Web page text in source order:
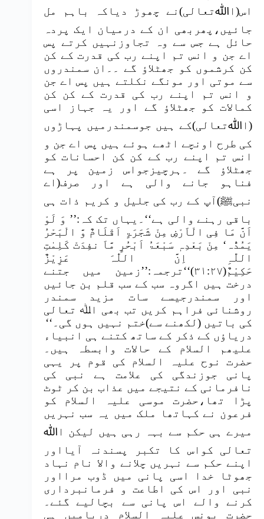
اس(اﷲتعالی)نے چھوڑ دیاکہ باہم مل
جائیں،پھربھی ان کے درمیان ایک پردہ
حائل ہے جس سے وہ تجاوزنہیں کرتے پس
اے جن و انس تم اپنے رب کی قدرت کے کن
کن کرشموں کو جھٹلاؤ گے ۔۔ان سمندروں
سے موتی اور مونگے نکلتے ہیں پس اے جن
و انس تم اپنے رب کی قدرت کے کن کن
کمالات کو جھٹلاؤ گے اور یہ جہاز اسی
(اﷲتعالی)کے ہیں جوسمندرمیں پہاڑوں
کی طرح اونچے اٹھے ہوئے ہیں پس اے جن و
انس تم اپنے رب کے کن کن احسانات کو
جھٹلاؤ گے ۔ہرچیزجواس زمین پر ہے
فناہو جانے والی ہے اور صرف(اے
نبیﷺ)آپ کے رب کی جلیل و کریم ذات ہی
باقی رہنے والی ہے‘‘۔یہاں تک کہ:’’ وَ لَوْ
اَنَّ مَا فِی الْاَرْضِ مِنْ شَجَرَۃٍ اَقْلَامٌ وَّ الْبَحْرُ
یَمُدُّہ‘ مِنْ بَعْدِہٖ سَبْعَۃُ اَبْحُرٍ مَّاَ نفِدَتْ کَلِمٰتِ
اللّٰہِ اِنَّ اللّٰہَ عَزِیْزٌ
حَکِیْمٌ(۳۱:۲۷)‘‘ترجمہ:’’زمین میں جتنے
درخت ہیں اگروہ سب کے سب قلم بن جائیں
اور سمندرجیسے سات مزید سمندر
روشنائی فراہم کریں تب بھی اﷲ تعالی
کی باتیں (لکھنے سے)ختم نہیں ہوں گی۔‘‘
دریاؤں کے ذکر کے ساتھ کتنے ہی انبیاء
علیھم السلام کے حالات وابسطہ ہیں۔
حضرت نوح علیہ السلام کی قوم پر یہی
پانی جوزندگی کی علامت ہے نبی کی
نافرمانی کے نتیجے میں عذاب بن کر ٹوٹ
پڑا تھا،حضرت موسی علیہ السلام کو
فرعون نے کہاتھا ملک میں یہ سب نہریں
میرے ہی حکم سے بہہ رہی ہیں لیکن اﷲ
تعالی کواس کا تکبر پسندنہ آیااور
اپنے حکم سے نہریں چلانے والا نام نہاد
جھوٹا خدا اسی پانی میں ڈوب مرااور
نبی اور اس کی اطاعت و فرمانبرداری
کرنے والے اس پانی سے بچالیے گئے۔
حضرت یونس علیہ السلام دریامیں ہی